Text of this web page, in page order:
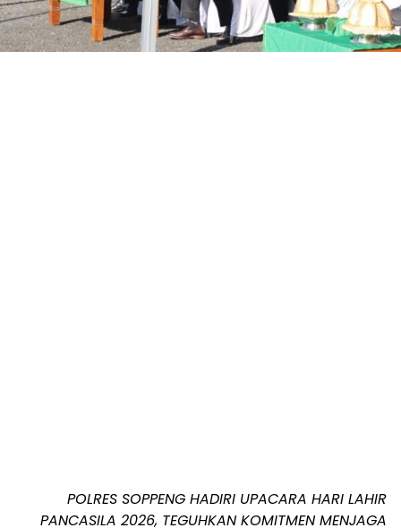
POLRES SOPPENG HADIRI UPACARA HARI LAHIR
PANCASILA 2026, TEGUHKAN KOMITMEN MENJAGA